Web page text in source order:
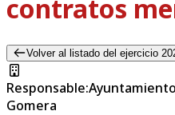
contratos
Volver al listado del ejercicio
Responsable:
Gomera